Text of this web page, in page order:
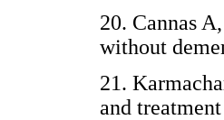
20. Cannas
without
21.
and